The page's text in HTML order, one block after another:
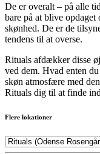
De er overalt – på alle
bare på at blive opdaget
skønhed. De er de
tendens til at overse.
Rituals afdækker disse
ved dem. Hvad enten
skøn atmosfære med
Rituals dig til at finde
Flere lokationer